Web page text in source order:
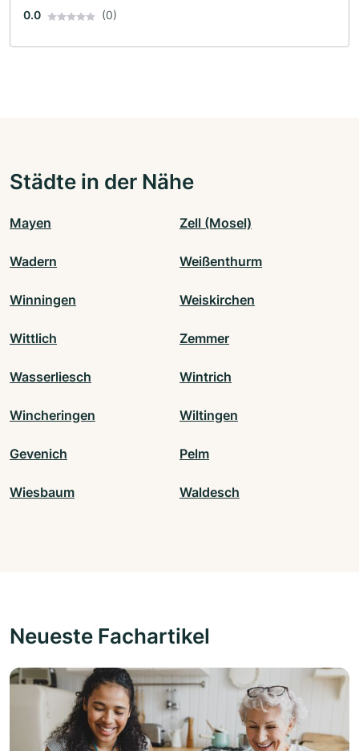
0.0 (0)
Städte in der Nähe
Mayen Zell (Mosel)
Wadern Weißenthurm
Winningen Weiskirchen
Wittlich Zemmer
Wasserliesch Wintrich
Wincheringen Wiltingen
Gevenich Pelm
Wiesbaum Waldesch
Neueste Fachartikel